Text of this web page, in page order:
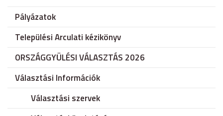
Pályázatok
Települési Arculati kézikönyv
ORSZÁGGYÜLÉSI VÁLASZTÁS 2026
Választási Információk
Választási szervek